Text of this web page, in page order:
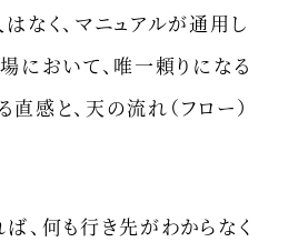
なく、マニュアルが通用し
において、唯一頼りになる
感と、天の流れ（フロー）
、何も行き先がわからなく